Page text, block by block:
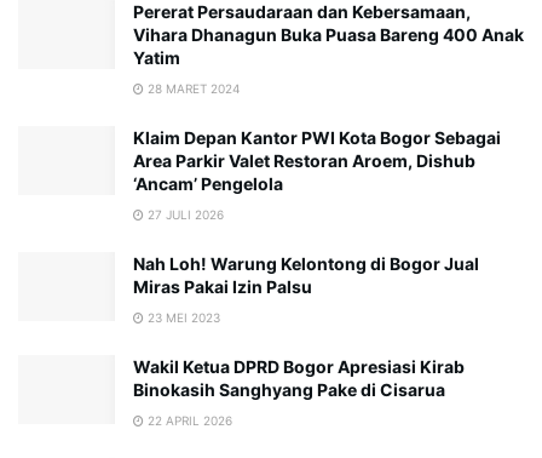
Pererat Persaudaraan dan Kebersamaan,
Vihara Dhanagun Buka Puasa Bareng 400 Anak
Yatim
28 MARET 2024
Klaim Depan Kantor PWI Kota Bogor Sebagai
Area Parkir Valet Restoran Aroem, Dishub
‘Ancam’ Pengelola
27 JULI 2026
Nah Loh! Warung Kelontong di Bogor Jual
Miras Pakai Izin Palsu
23 MEI 2023
Wakil Ketua DPRD Bogor Apresiasi Kirab
Binokasih Sanghyang Pake di Cisarua
22 APRIL 2026